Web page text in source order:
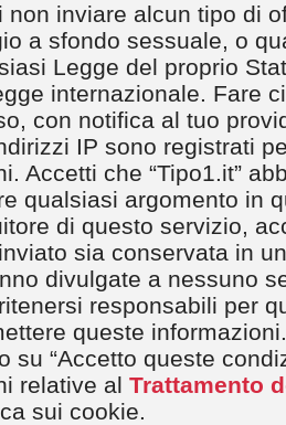
non inviare alcun tipo di
a sfondo sessuale, o
Legge del proprio
internazionale. Fare
con notifica al tuo
IP sono registrati
Accetti che “Tipo1.it”
qualsiasi argomento in
di questo servizio,
sia conservata in
divulgate a nessuno
responsabili per
queste informazioni.
su “Accetto queste
relative al Trattamento
sui cookie.